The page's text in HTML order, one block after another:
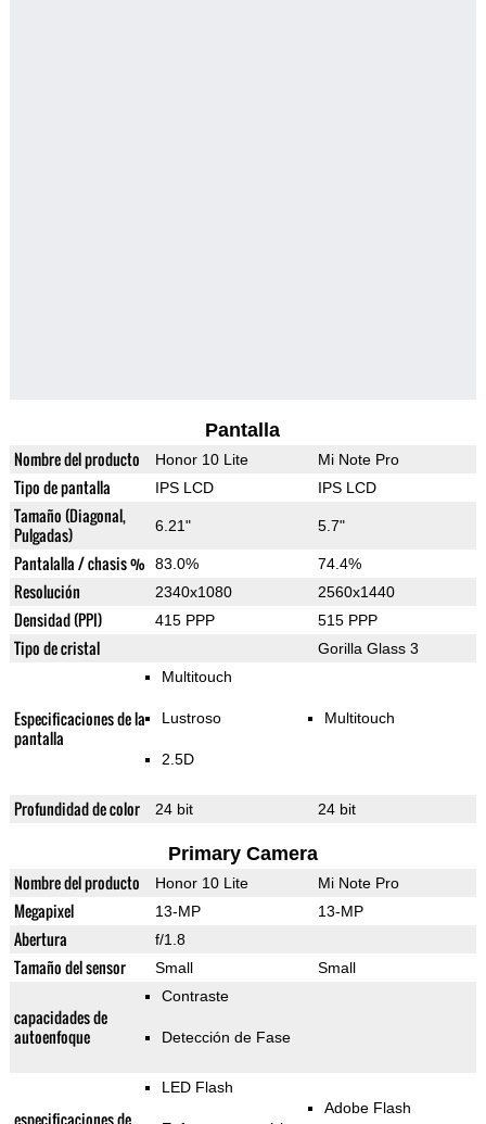
Pantalla
Nombre del producto Honor 10 Lite Mi Note Pro
Tipo de pantalla IPS LCD IPS LCD
Tamaño (Diagonal,
Pulgadas)
6.21" 5.7"
Pantalalla / chasis % 83.0% 74.4%
Resolución 2340x1080 2560x1440
Densidad (PPI) 415 PPP 515 PPP
Tipo de cristal Gorilla Glass 3
Especificaciones de la
pantalla
Multitouch
Lustroso
2.5D
Multitouch
Profundidad de color 24 bit 24 bit
Primary Camera
Nombre del producto Honor 10 Lite Mi Note Pro
Megapixel 13-MP 13-MP
Abertura f/1.8
Tamaño del sensor Small Small
capacidades de
autoenfoque
Contraste
Detección de Fase
especificaciones de
LED Flash
Adobe Flash